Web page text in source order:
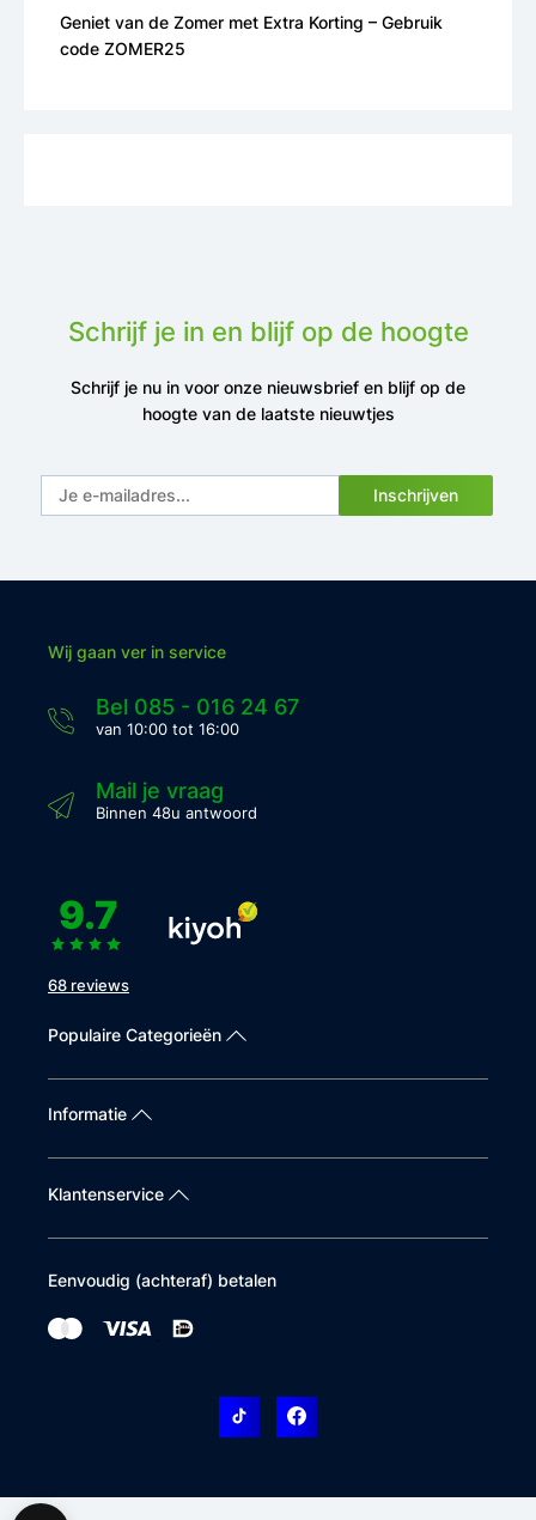
Geniet van de Zomer met Extra Korting – Gebruik
code ZOMER25
Schrijf je in en blijf op de hoogte
Schrijf je nu in voor onze nieuwsbrief en blijf op de
hoogte van de laatste nieuwtjes
Inschrijven
Wij gaan ver in service
Bel 085 - 016 24 67
van 10:00 tot 16:00
Mail je vraag
Binnen 48u antwoord
9.7
68 reviews
Populaire Categorieën
Informatie
Klantenservice
Eenvoudig (achteraf) betalen